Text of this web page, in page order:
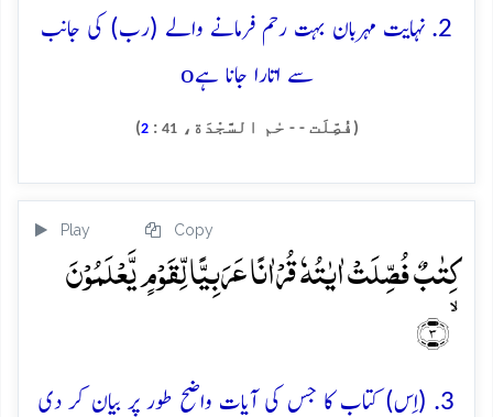
2. نہایت مہربان بہت رحم فرمانے والے (رب) کی جانب
سے اتارا جانا ہےo
(فُصِّلَت - - حٰم السَّجْدَة،41
:
2
)
Play Copy
کِتٰبٌ فُصِّلَتۡ اٰیٰتُہٗ قُرۡاٰنًا عَرَبِیًّا لِّقَوۡمٍ یَّعۡلَمُوۡنَ
ۙ﴿۳﴾
3. (اِس) کتاب کا جس کی آیات واضح طور پر بیان کر دی